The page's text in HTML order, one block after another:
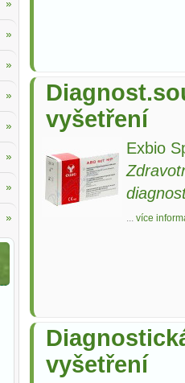
vyšetření
Exbio
... více
vyšetření